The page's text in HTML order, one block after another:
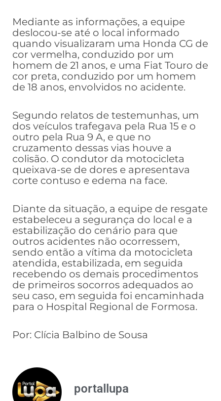
Mediante as informações, a equipe
deslocou-se até o local informado
quando visualizaram uma Honda CG de
cor vermelha, conduzido por um
homem de 21 anos, e uma Fiat Touro de
cor preta, conduzido por um homem
de 18 anos, envolvidos no acidente.
Segundo relatos de testemunhas, um
dos veículos trafegava pela Rua 15 e o
outro pela Rua 9 A, e que no
cruzamento dessas vias houve a
colisão. O condutor da motocicleta
queixava-se de dores e apresentava
corte contuso e edema na face.
Diante da situação, a equipe de resgate
estabeleceu a segurança do local e a
estabilização do cenário para que
outros acidentes não ocorressem,
sendo então a vítima da motocicleta
atendida, estabilizada, em seguida
recebendo os demais procedimentos
de primeiros socorros adequados ao
seu caso, em seguida foi encaminhada
para o Hospital Regional de Formosa.
Por: Clícia Balbino de Sousa
portallupa